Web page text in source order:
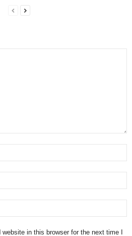
in this browser for the next time I